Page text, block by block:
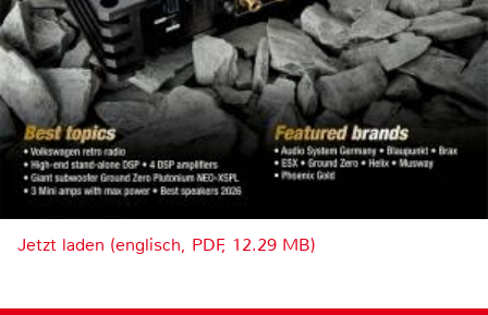
Jetzt laden (englisch, PDF, 12.29 MB)